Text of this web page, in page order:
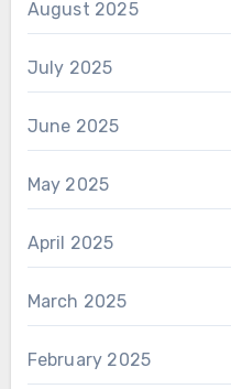
August 2025
July 2025
June 2025
May 2025
April 2025
March 2025
February 2025